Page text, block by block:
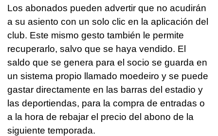
Los abonados pueden advertir que no acudirán
a su asiento con un solo clic en la aplicación del
club. Este mismo gesto también le permite
recuperarlo, salvo que se haya vendido. El
saldo que se genera para el socio se guarda en
un sistema propio llamado moedeiro y se puede
gastar directamente en las barras del estadio y
las deportiendas, para la compra de entradas o
a la hora de rebajar el precio del abono de la
siguiente temporada.